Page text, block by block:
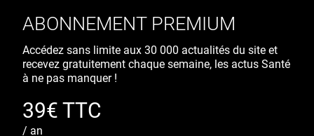
ABONNEMENT PREMIUM
Accédez sans limite aux 30 000 actualités du site et
recevez gratuitement chaque semaine, les actus Santé
à ne pas manquer !
39€ TTC
/ an